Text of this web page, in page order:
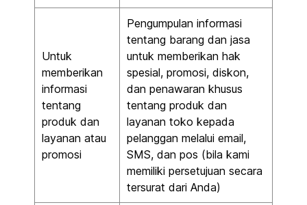
Untuk
memberikan
informasi
tentang
produk dan
layanan atau
promosi
Pengumpulan informasi
tentang barang dan jasa
untuk memberikan hak
spesial, promosi, diskon,
dan penawaran khusus
tentang produk dan
layanan toko kepada
pelanggan melalui email,
SMS, dan pos (bila kami
memiliki persetujuan secara
tersurat dari Anda)